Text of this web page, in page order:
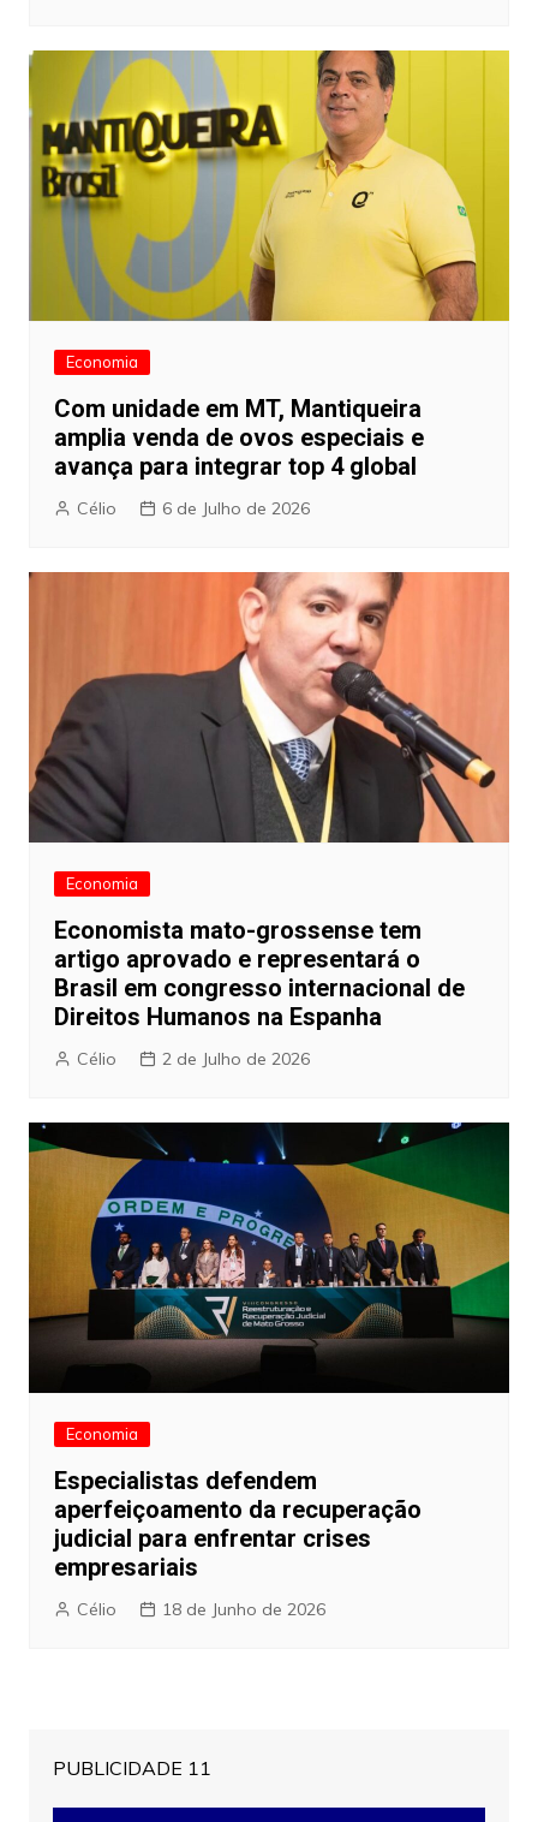
Economia
Com unidade em MT, Mantiqueira
amplia venda de ovos especiais e
avança para integrar top 4 global
Célio 6 de Julho de 2026
Economia
Economista mato-grossense tem
artigo aprovado e representará o
Brasil em congresso internacional de
Direitos Humanos na Espanha
Célio 2 de Julho de 2026
Economia
Especialistas defendem
aperfeiçoamento da recuperação
judicial para enfrentar crises
empresariais
Célio 18 de Junho de 2026
PUBLICIDADE 11